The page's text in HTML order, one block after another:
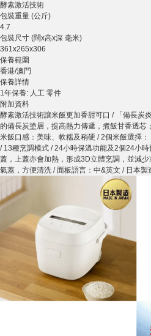
酵素激活技術
包裝重量 (公斤)
4.7
包裝尺寸 (闊x高x深 毫米)
361x265x306
保養範圍
香港/澳門
保養詳情
1年保養: 人工 零件
附加資料
酵素激活技術讓米飯更加香甜可口 / 「備長炭
的備長炭塗層，提高熱力傳遞，煮飯甘香透芯
米飯口感：美味、軟糯及稍硬 / 2個米飯選擇
/ 13種烹調模式 / 24小時保溫功能及2個24小
蓋，上蓋亦會加熱，形成3D立體烹調，並減
氣蓋，方便清洗 / 面板語言：中&英文 / 日本製